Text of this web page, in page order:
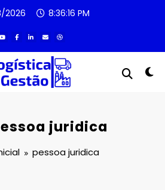
2026 8:36:16 PM
juridica
pessoa juridica